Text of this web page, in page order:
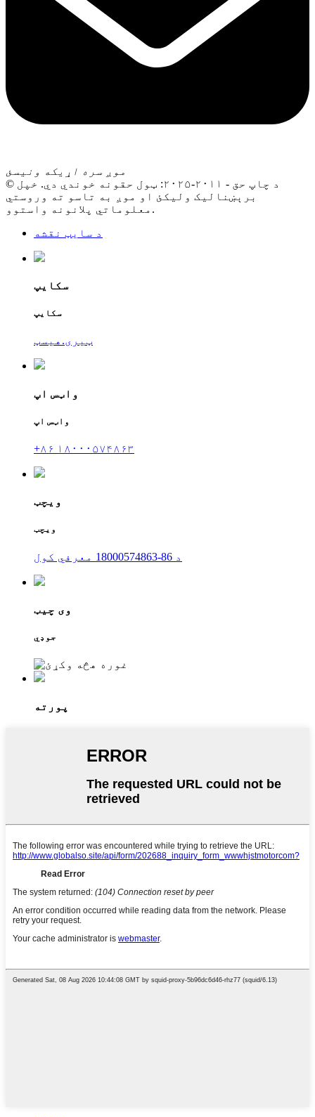
موږ سره اړیکه ونیسئ
© د چاپ حق - ۲۰۱۱-۲۰۲۵: ټول حقونه خوندي دي. خپل
برېښنالیک ولیکئ او موږ به تاسو ته وروستي
معلوماتي پلانونه واستوو.
د سایټ نقشه
سکایپ
سکایپ
ټیری.هیسټ
واټس اپ
واټس اپ
+۸۶ ۱۸۰۰۰۵۷۴۸۶۳
ویچټ
ویچټ
د 86-18000574863 معرفي کول
وی چیټ
جوډي
پورته